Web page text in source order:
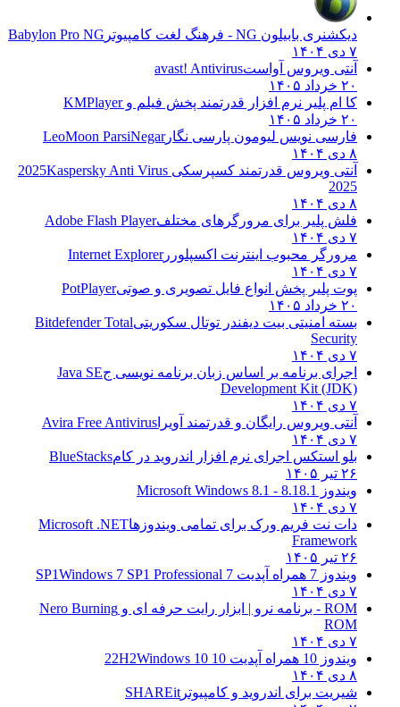
دیکشنری بابیلون NG - فرهنگ لغت کامپیوتر
Babylon Pro NG
۷ دی ۱۴۰۴
آنتی ویروس آواستavast! Antivirus
۲۰ خرداد ۱۴۰۵
کا ام پلیر نرم افزار قدرتمند پخش فیلم وKMPlayer
۲۰ خرداد ۱۴۰۵
فارسی نویس لیومون پارسی نگارLeoMoon ParsiNegar
۸ دی ۱۴۰۴
آنتی ویروس قدرتمند کسپرسکی 2025 Kaspersky Anti Virus
2025
۸ دی ۱۴۰۴
فلش پلیر برای مرورگرهای مختلفAdobe Flash Player
۷ دی ۱۴۰۴
مرورگر محبوب اینترنت اکسپلوررInternet Explorer
۷ دی ۱۴۰۴
پوت پلیر پخش انواع فایل تصویری و صوتیPotPlayer
۲۰ خرداد ۱۴۰۵
بسته امنیتی بیت دیفندر توتال سکوریتیBitdefender Total
Security
۷ دی ۱۴۰۴
اجرای برنامه بر اساس زبان برنامه نویسی جJava SE
Development Kit (JDK)
۷ دی ۱۴۰۴
آنتی ویروس رایگان و قدرتمند آویرا Avira Free Antivirus
۷ دی ۱۴۰۴
بلو استکس اجرای نرم افزار اندروید در کامBlueStacks
۲۶ تیر ۱۴۰۵
ویندوز 8.1
8.1 - Microsoft Windows 8.1
۷ دی ۱۴۰۴
دات نت فریم ورک برای تمامی ویندوزهاMicrosoft .NET
Framework
۲۶ تیر ۱۴۰۵
ویندوز 7 همراه آپدیت 7 SP1
Windows 7 SP1 Professional
۷ دی ۱۴۰۴
ROM - برنامه نرو | ابزار رایت حرفه ای و
Nero Burning
ROM
۷ دی ۱۴۰۴
ویندوز 10 همراه آپدیت 10 22H2
Windows 10
۸ دی ۱۴۰۴
شیریت برای اندروید و کامپیوتر SHAREit